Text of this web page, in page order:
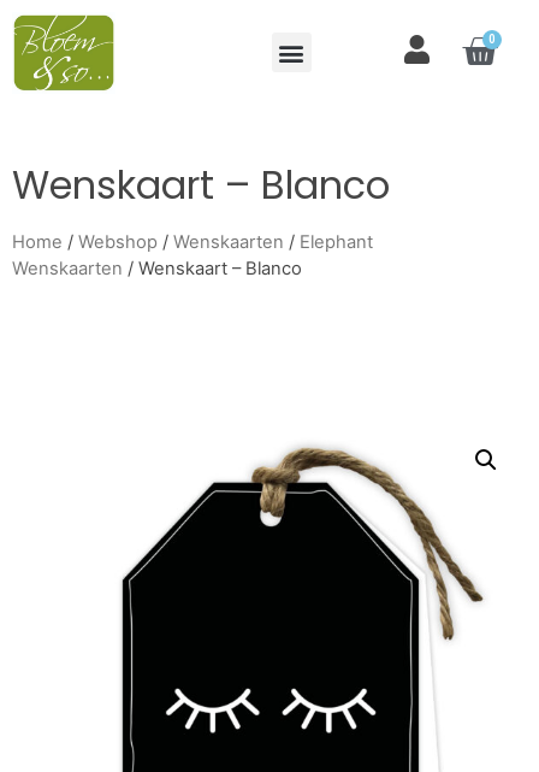
0
Wenskaart – Blanco
Home / Webshop / Wenskaarten / Elephant
Wenskaarten / Wenskaart – Blanco